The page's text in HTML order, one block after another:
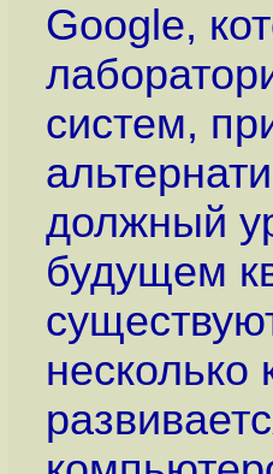
Google,
систем,
должный
будущем
несколько